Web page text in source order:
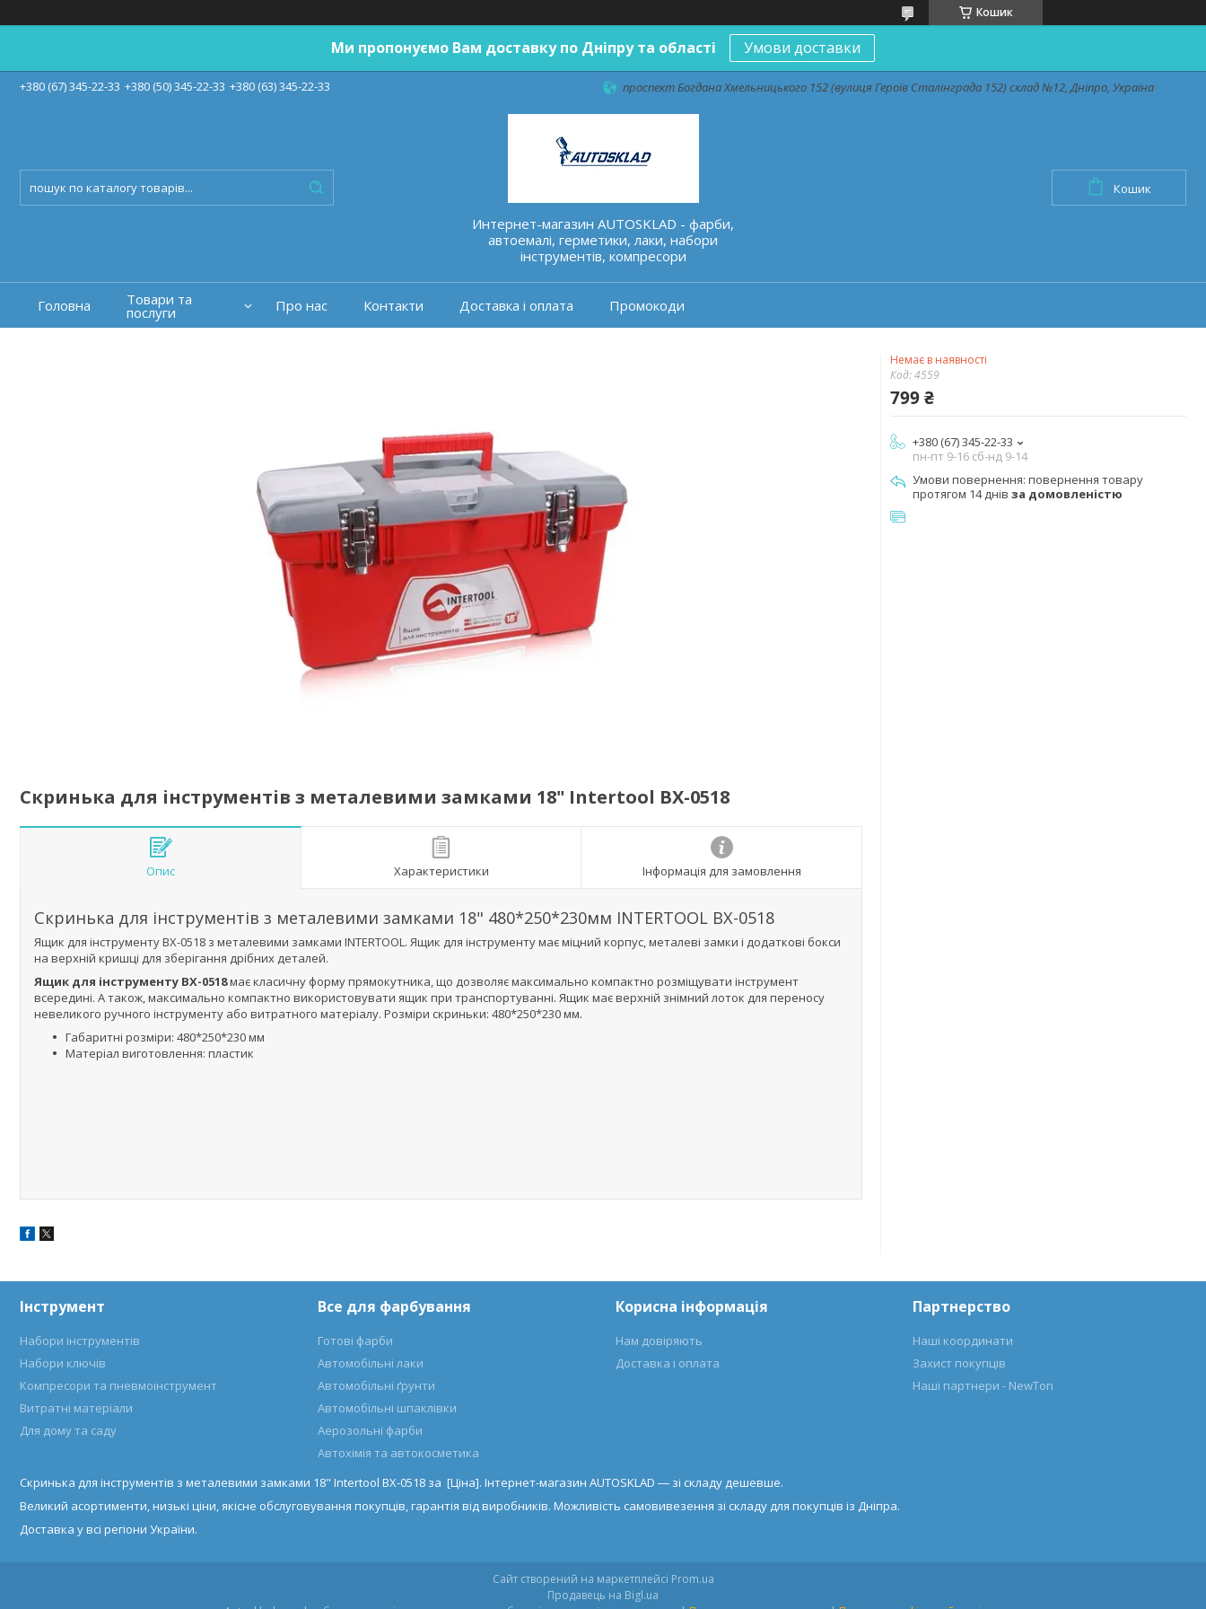
Кошик
Ми пропонуємо Вам доставку по Дніпру та області Умови доставки
+380 (67) 345-22-33 +380 (50) 345-22-33 +380 (63) 345-22-33 проспект Богдана Хмельницького 152 (вулиця Героїв Сталінграда 152) склад №12, Дніпро, Україна
Интернет-магазин AUTOSKLAD - фарби,
автоемалі, герметики, лаки, набори
інструментів, компресори
Кошик
Головна Товари та
послуги Про нас Контакти Доставка і оплата Промокоди
Скринька для інструментів з металевими замками 18" Intertool BX-0518
Опис Характеристики Інформація для замовлення
Скринька для інструментів з металевими замками 18" 480*250*230мм INTERTOOL BX-0518
Ящик для інструменту BX-0518 з металевими замками INTERTOOL. Ящик для інструменту має міцний корпус, металеві замки і додаткові бокси
на верхній кришці для зберігання дрібних деталей.
Ящик для інструменту BX-0518має класичну форму прямокутника, що дозволяє максимально компактно розміщувати інструмент
всередині. А також, максимально компактно використовувати ящик при транспортуванні. Ящик має верхній знімний лоток для переносу
невеликого ручного інструменту або витратного матеріалу. Розміри скриньки: 480*250*230 мм.
Габаритні розміри: 480*250*230 мм
Матеріал виготовлення: пластик
Немає в наявності
Код:4559
799 ₴
+380 (67) 345-22-33
пн-пт 9-16 сб-нд 9-14
повернення товару
протягом 14 днів за домовленістю
Інструмент
Набори інструментів
Набори ключів
Компресори та пневмоінструмент
Витратні матеріали
Для дому та саду
Все для фарбування
Готові фарби
Автомобільні лаки
Автомобільні ґрунти
Автомобільні шпаклівки
Аерозольні фарби
Автохімія та автокосметика
Корисна інформація
Нам довіряють
Доставка і оплата
Партнерство
Наші координати
Захист покупців
Наші партнери - NewTon
Скринька для інструментів з металевими замками 18" Intertool BX-0518 за [Ціна]. Інтернет-магазин AUTOSKLAD ― зі складу дешевше.
Великий асортименти, низькі ціни, якісне обслуговування покупців, гарантія від виробників. Можливість самовивезення зі складу для покупців із Дніпра.
Доставка у всі регіони України.
Сайт створений на маркетплейсі Prom.ua
Продавець на Bigl.ua